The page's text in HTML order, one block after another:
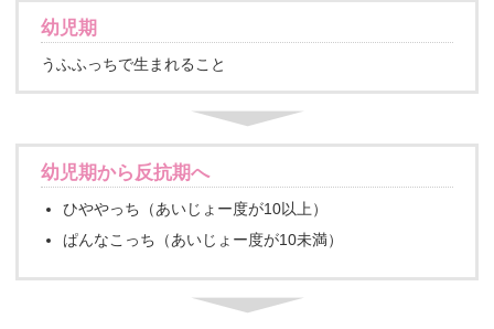
幼児期
うふふっちで生まれること
幼児期から反抗期へ
ひややっち（あいじょー度が10以上）
ぱんなこっち（あいじょー度が10未満）